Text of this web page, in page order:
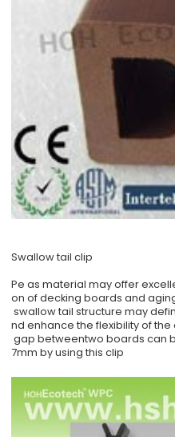
Swallow tail clip
Pe as material may offer
on of decking boards and
swallow tail structure may
nd enhance the flexibility of the
gap betweentwo boards can
7mm by using this clip